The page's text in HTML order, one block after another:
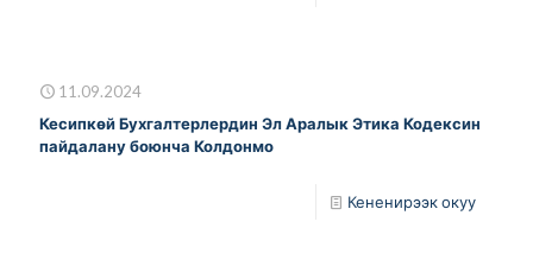
11.09.2024
Кесипкөй Бухгалтерлердин Эл Аралык Этика Кодексин
пайдалану боюнча Колдонмо
Кененирээк окуу